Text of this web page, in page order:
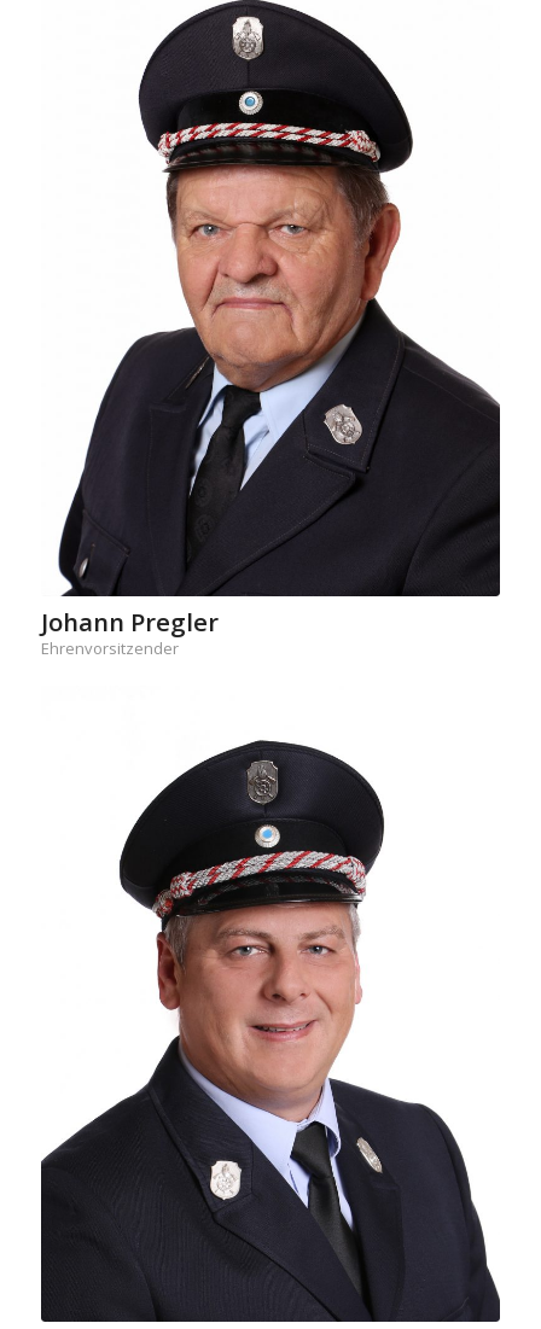
Johann Pregler
Ehrenvorsitzender